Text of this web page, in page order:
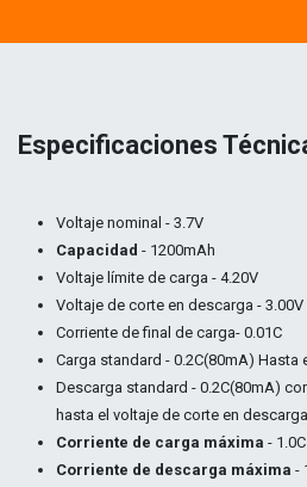
Especificaciones
Voltaje nominal - 3.7V
Capacidad - 1200mAh
Voltaje límite de carga - 4.20V
Voltaje de corte en descarga - 3.00V
Corriente de final de carga- 0.01C
Carga standard - 0.2C(80mA) Hasta
Descarga standard - 0.2C(80mA)
hasta el voltaje de corte en descarga
Corriente de carga máxima -
Corriente de descarga máxima -